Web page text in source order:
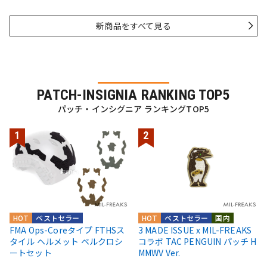
新商品をすべて見る
PATCH-INSIGNIA RANKING TOP5
パッチ・インシグニア ランキングTOP5
ベストセラー
HOT
FMA Ops-Coreタイプ FTHSス
タイル ヘルメット ベルクロシ
ートセット
国内
ベストセラー
HOT
3 MADE ISSUE x MIL-FREAKS
コラボ TAC PENGUIN パッチ H
MMWV Ver.